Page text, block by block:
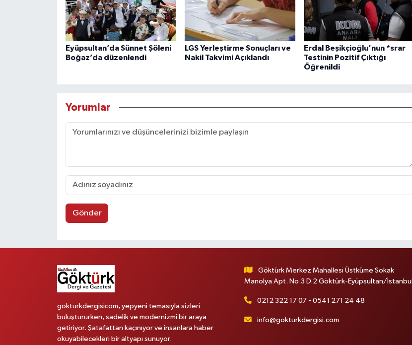
Eyüpsultan’da Sünnet Şöleni
Boğaz’da düzenlendi
LGS Yerleştirme Sonuçları ve
Nakil Takvimi Açıklandı
Erdal Beşikçioğlu'nun *srar
Testinin Pozitif Çıktığı
Öğrenildi
Yorumlar
Gönder
gokturkdergisicom, yepyeni temasıyla sizleri
buluştururken, sadelik ve modernizmi bir araya
getiriyor. Şatafattan kaçınıyor ve insanlara haber
okuyabilecekleri bir altyapı sunuyor.
Göktürk Merkez Mahallesi Üstküme Sokak
Manolya Apt. No.3 D.2 Göktürk-Eyüpsultan/İstanbul
0212 322 17 07 - 0541 271 24 48
info@gokturkdergisi.com